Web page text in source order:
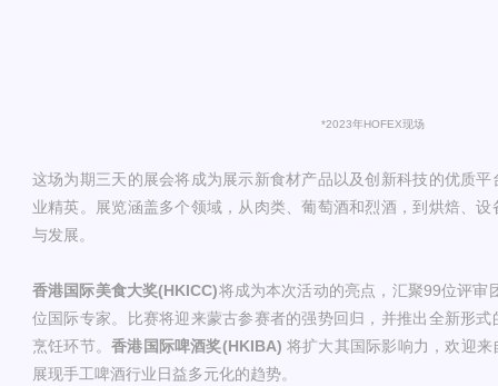
*2023年HOFEX现场
这场为期三天的展会将成为展示新食材产品以及创新科技的优质
业精英。展览涵盖多个领域，从肉类、葡萄酒和烈酒，到烘焙、
与发展。
香港国际美食大奖(HKICC)将成为本次活动的亮点，汇聚99位评审
位国际专家。比赛将迎来蒙古参赛者的强势回归，并推出全新形
烹饪环节。香港国际啤酒奖(HKIBA) 将扩大其国际影响力，欢迎
展现手工啤酒行业日益多元化的趋势。